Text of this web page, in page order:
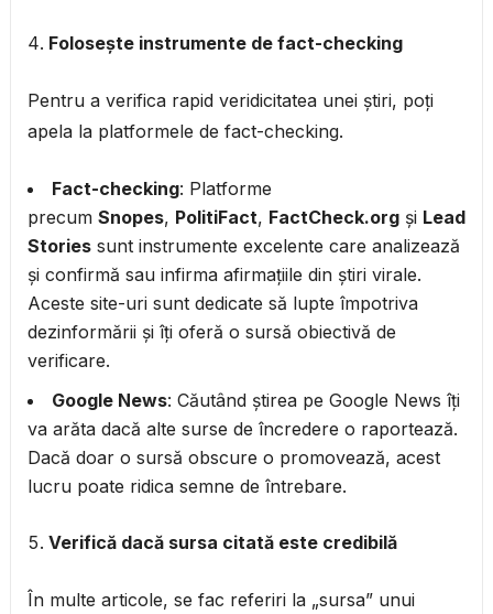
Folosește instrumente de fact-checking
Pentru a verifica rapid veridicitatea unei știri, poți
apela la platformele de fact-checking.
Fact-checking: Platforme
precum Snopes, PolitiFact, FactCheck.orgși Lead
Storiessunt instrumente excelente care analizează
și confirmă sau infirma afirmațiile din știri virale.
Aceste site-uri sunt dedicate să lupte împotriva
dezinformării și îți oferă o sursă obiectivă de
verificare.
Google News: Căutând știrea pe Google News îți
va arăta dacă alte surse de încredere o raportează.
Dacă doar o sursă obscure o promovează, acest
lucru poate ridica semne de întrebare.
Verifică dacă sursa citată este credibilă
În multe articole, se fac referiri la „sursa” unui